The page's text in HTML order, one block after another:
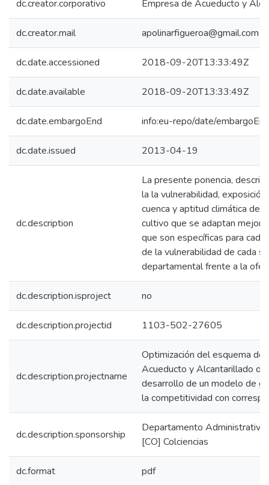
dc.creator.corporativo Empresa de Acueducto y
dc.creator.mail apolinarfigueroa@gmail.com
dc.date.accessioned 2018-09-20T13:33:49Z
dc.date.available 2018-09-20T13:33:49Z
dc.date.embargoEnd info:eu-repo/date/
dc.date.issued 2013-04-19
dc.description
La presente ponencia,
la la vulnerabilidad,
cuenca y aptitud climática de
cultivo que se adaptan mejor
que son específicas para
de la vulnerabilidad de cada
departamental frente a la
dc.description.isproject no
dc.description.projectid 1103-502-27605
dc.description.projectname
Optimización del esquema
Acueducto y Alcantarillado
desarrollo de un modelo de
la competitividad con
dc.description.sponsorship
Departamento Administrativo
[CO] Colciencias
dc.format pdf